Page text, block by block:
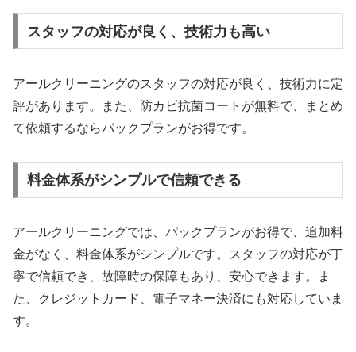
スタッフの対応が良く、技術力も高い
アールクリーニングのスタッフの対応が良く、技術力に定
評があります。また、防カビ抗菌コートが無料で、まとめ
て依頼するならパックプランがお得です。
料金体系がシンプルで信頼できる
アールクリーニングでは、パックプランがお得で、追加料
金がなく、料金体系がシンプルです。スタッフの対応が丁
寧で信頼でき、故障時の保障もあり、安心できます。ま
た、クレジットカード、電子マネー決済にも対応していま
す。